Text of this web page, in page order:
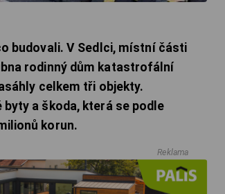
budovali. V Sedlci, místní části
rodinný dům katastrofální
celkem tři objekty.
a škoda, která se podle
korun.
Reklama